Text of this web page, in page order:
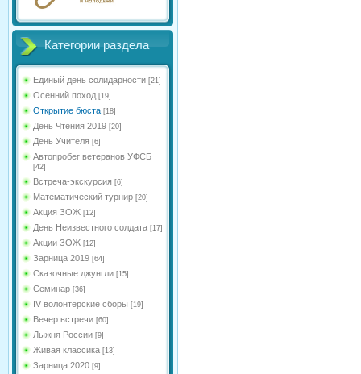
Категории раздела
Единый день солидарности [21]
Осенний поход [19]
Открытие бюста [18]
День Чтения 2019 [20]
День Учителя [6]
Автопробег ветеранов УФСБ
[42]
Встреча-экскурсия [6]
Математический турнир [20]
Акция ЗОЖ [12]
День Неизвестного солдата [17]
Акции ЗОЖ [12]
Зарница 2019 [64]
Сказочные джунгли [15]
Семинар [36]
IV волонтерские сборы [19]
Вечер встречи [60]
Лыжня России [9]
Живая классика [13]
Зарница 2020 [9]